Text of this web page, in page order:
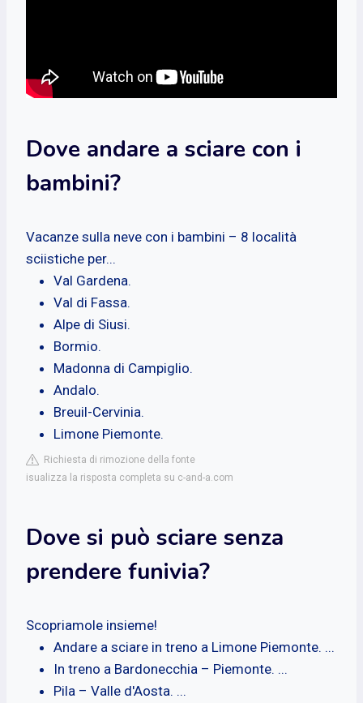
Dove andare a sciare con i
bambini?
Vacanze sulla neve con i bambini – 8 località
sciistiche per...
Val Gardena.
Val di Fassa.
Alpe di Siusi.
Bormio.
Madonna di Campiglio.
Andalo.
Breuil-Cervinia.
Limone Piemonte.
Richiesta di rimozione della fonte
isualizza la risposta completa su c-and-a.com
Dove si può sciare senza
prendere funivia?
Scopriamole insieme!
Andare a sciare in treno a Limone Piemonte. ...
In treno a Bardonecchia – Piemonte. ...
Pila – Valle d'Aosta. ...